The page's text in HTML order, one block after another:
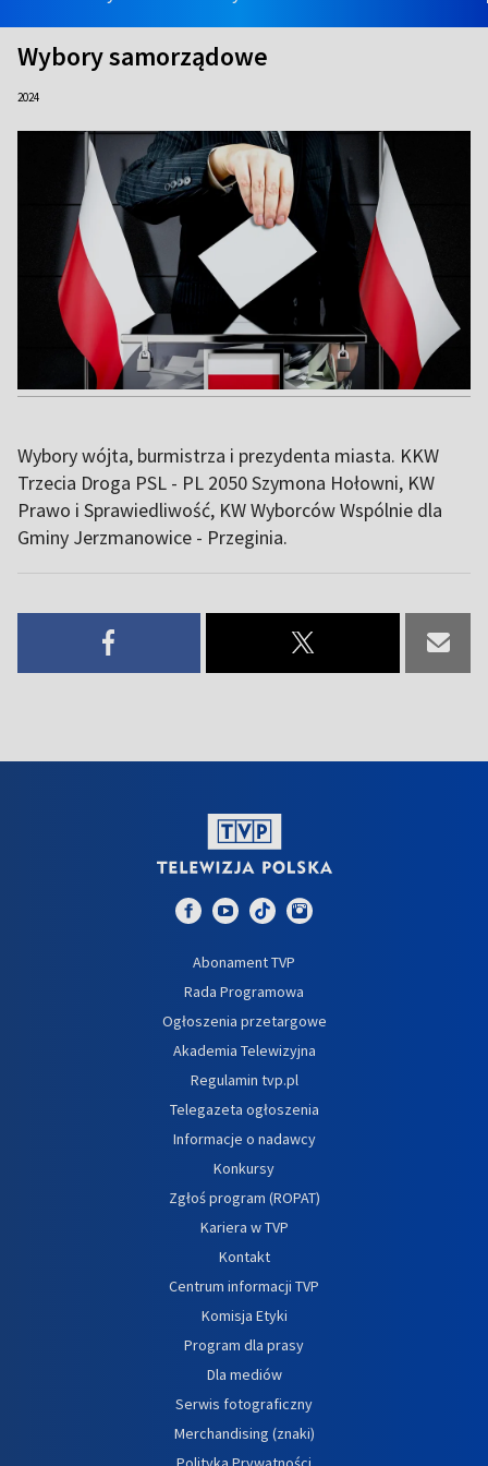
Wybory samorządowe
2024
Wybory wójta, burmistrza i prezydenta miasta. KKW
Trzecia Droga PSL - PL 2050 Szymona Hołowni, KW
Prawo i Sprawiedliwość, KW Wyborców Wspólnie dla
Gminy Jerzmanowice - Przeginia.
Abonament TVP
Rada Programowa
Ogłoszenia przetargowe
Akademia Telewizyjna
Regulamin tvp.pl
Telegazeta ogłoszenia
Informacje o nadawcy
Konkursy
Zgłoś program (ROPAT)
Kariera w TVP
Kontakt
Centrum informacji TVP
Komisja Etyki
Program dla prasy
Dla mediów
Serwis fotograficzny
Merchandising (znaki)